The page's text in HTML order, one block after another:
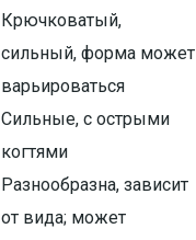
Крючковатый,
сильный, форма может
варьироваться
Сильные, с острыми
когтями
Разнообразна, зависит
от вида; может